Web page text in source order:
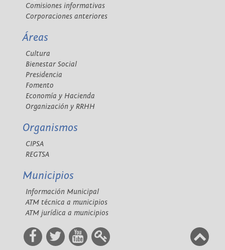
Comisiones informativas
Corporaciones anteriores
Áreas
Cultura
Bienestar Social
Presidencia
Fomento
Economía y Hacienda
Organización y RRHH
Organismos
CIPSA
REGTSA
Municipios
Información Municipal
ATM técnica a municipios
ATM jurídica a municipios